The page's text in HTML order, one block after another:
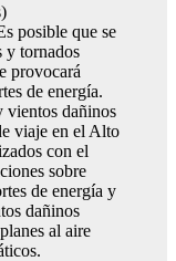
posible que se
y tornados
provocará
de energía.
vientos dañinos
viaje en el Alto
con el
sobre
de energía y
dañinos
al aire